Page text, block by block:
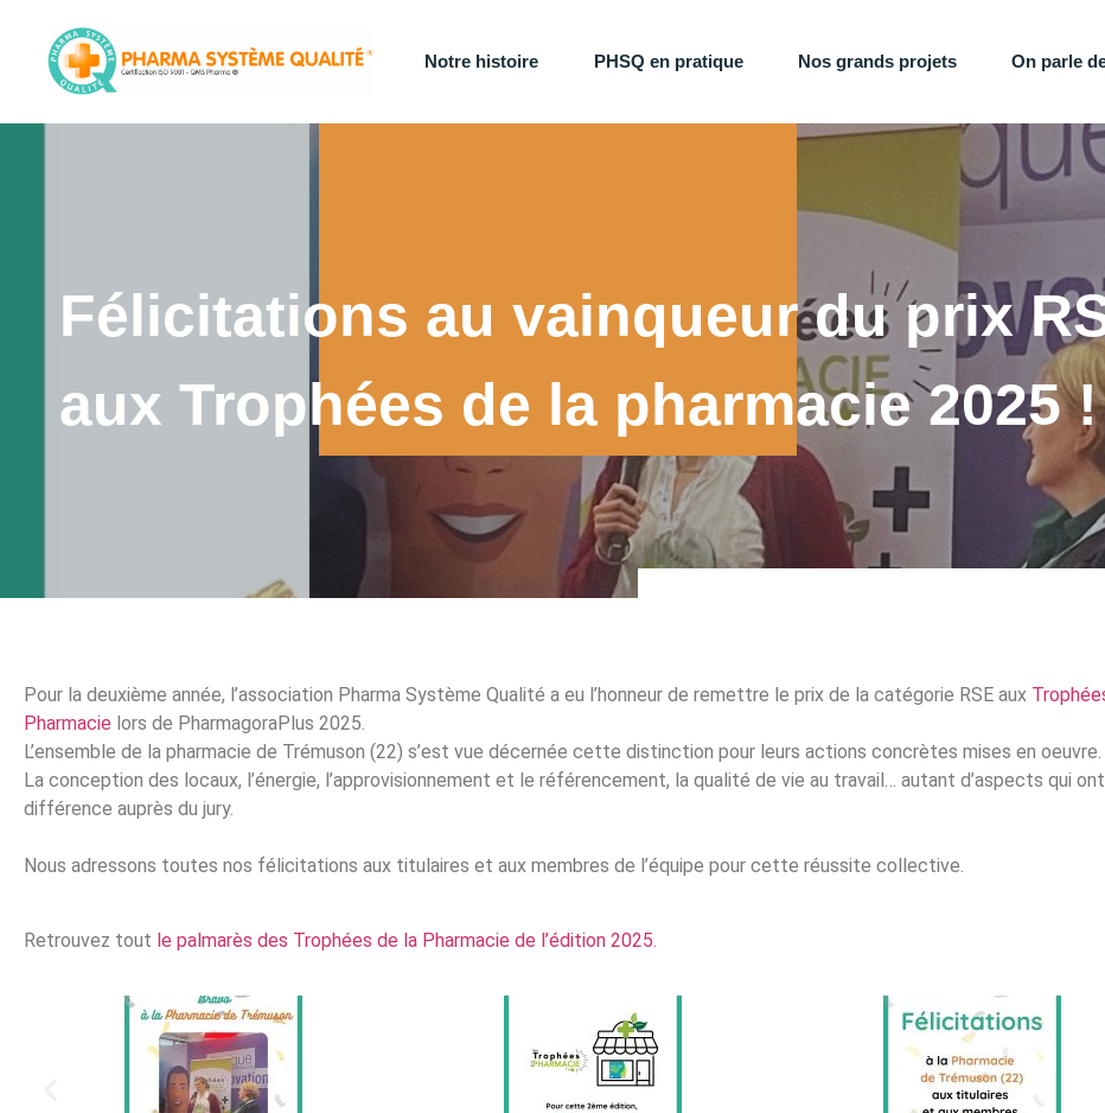
Notre histoire PHSQ en pratique Nos grands projets On parle
Félicitations au vainqueur du prix
aux Trophées de la pharmacie 2025 !
Pour la deuxième année, l’association Pharma Système Qualité a eu l’honneur de remettre le prix de la catégorie RSE aux
Pharmacie lors de PharmagoraPlus 2025.
L’ensemble de la pharmacie de Trémuson (22) s’est vue décernée cette distinction pour leurs actions concrètes mises en oeuvre.
La conception des locaux, l’énergie, l’approvisionnement et le référencement, la qualité de vie au travail… autant d’aspects qui
différence auprès du jury.
Nous adressons toutes nos félicitations aux titulaires et aux membres de l’équipe pour cette réussite collective.
Retrouvez tout le palmarès des Trophées de la Pharmacie de l’édition 2025.